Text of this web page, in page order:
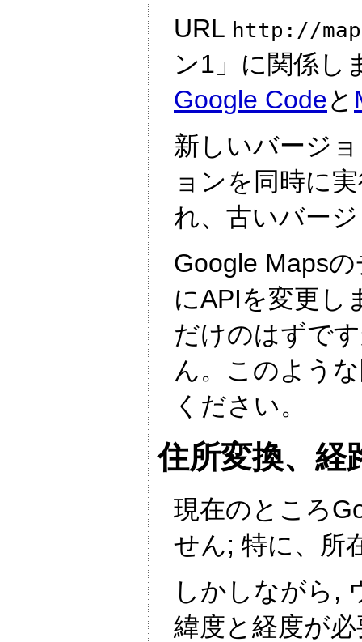
URL http://
ン1」に関係し
Google Codeと
新しいバージ
ョンを同時に
れ、古いバー
Google Maps
にAPIを変更し
だけのはずで
ん。このよう
ください。
住所変換、経
現在のところ
せん; 特に、所
しかしながら,
緯度と経度が